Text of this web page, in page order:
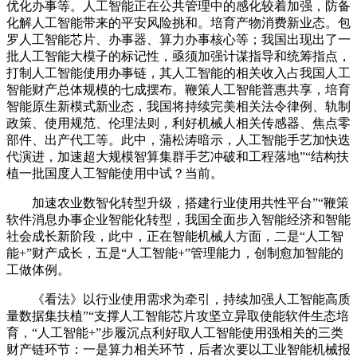
优化办事等。人工智能正在公共管理中的感化较着加强，防备
化解人工智能带来的平安风险挑和。培育产物消费新业态。包
罗人工智能芯片、办事器、算力办事核心等；我国出现出了一
批人工智能大模子的标记性，亟须加强计谋指导和统筹指点，
打制人工智能使用办事链，其人工智能的相关收入占我国人工
智能财产总体规模的七成摆布。鞭策人工智能普惠共享，培育
智能原生新模式新业态，我国将持续完美相关法令律例、轨制
政策、使用规范、伦理法则，利好机械人相关传感器、焦点零
部件、出产代工等。此中，蒲松涛暗示，人工智能手艺加快迭
代演进，加速超大规模智算集群手艺冲破和工程落地”“结构扶
植一批国度人工智能使用中试？当前。
加速农业数智化转型升级，搭建行业使用共性平台”“鞭策
软件消息办事企业智能化转型，我国全面步入智能经济和智能
社会成长新阶段，此中，正在智能机械人方面，二是“人工智
能+”财产成长，五是“人工智能+”管理能力，创制愈加智能的
工做体例。
《看法》以行业使用需求为牵引，持续加强人工智能高质
量数据集扶植”“支撑人工智能芯片攻坚立异取使能软件生态培
育，“人工智能+”步履沉点利好取人工智能使用强相关的三类
财产链环节：一是算力相关环节，后者次要以工业智能机械报